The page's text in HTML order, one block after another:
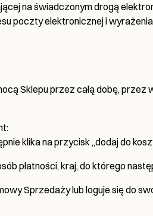
na świadczonym drogą
poczty elektronicznej i
Sklepu przez całą dobę,
klika na przycisk „dodaj do
płatności, kraj, do którego
Sprzedaży lub loguje się do